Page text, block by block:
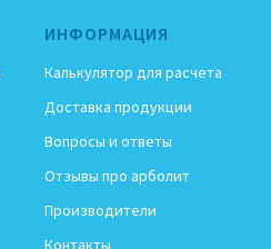
ИНФОРМАЦИЯ
Калькулятор для расчета
Доставка продукции
Вопросы и ответы
Отзывы про арболит
Производители
Контакты